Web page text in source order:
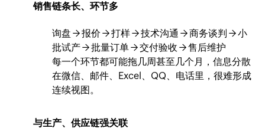
销售链条长、环节多
询盘 → 报价 → 打样 → 技术沟通 → 商务谈判 → 小
批试产 → 批量订单 → 交付验收 → 售后维护
每一个环节都可能拖几周甚至几个月，信息分散
在微信、邮件、Excel、QQ、电话里，很难形成
连续视图。
与生产、供应链强关联